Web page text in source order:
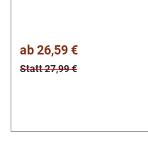
ab26,59 €
Statt 27,99 €